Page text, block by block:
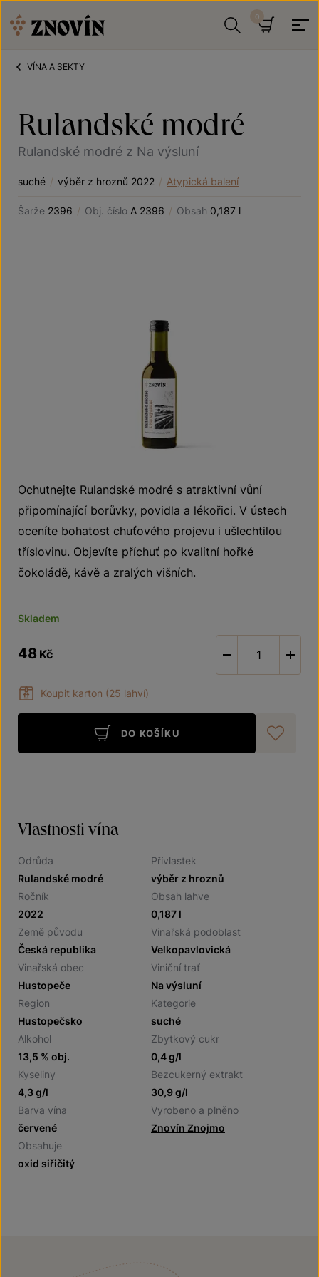
VÍNA A SEKTY
Rulandské modré
Rulandské modré z Na výsluní
suché / výběr z hroznů 2022 / Atypická balení
Šarže 2396 / Obj. číslo A 2396 / Obsah 0,187 l
Ochutnejte Rulandské modré s atraktivní vůní
připomínající borůvky, povidla a lékořici. V ústech
oceníte bohatost chuťového projevu i ušlechtilou
tříslovinu. Objevíte příchuť po kvalitní hořké
čokoládě, kávě a zralých višních.
Skladem
48 Kč
Koupit karton (25 lahví)
-
DO KOŠÍKU
Vlastnosti vína
Odrůda
Rulandské modré
Přívlastek
výběr z hroznů
Ročník
2022
Obsah lahve
0,187 l
Země původu
Česká republika
Vinařská podoblast
Velkopavlovická
Vinařská obec
Hustopeče
Viniční trať
Na výsluní
Region
Hustopečsko
Kategorie
suché
Alkohol
13,5 % obj.
Zbytkový cukr
0,4 g/l
Kyseliny
4,3 g/l
Bezcukerný extrakt
30,9 g/l
Barva vína
červené
Vyrobeno a plněno
Znovín Znojmo
Obsahuje
oxid siřičitý